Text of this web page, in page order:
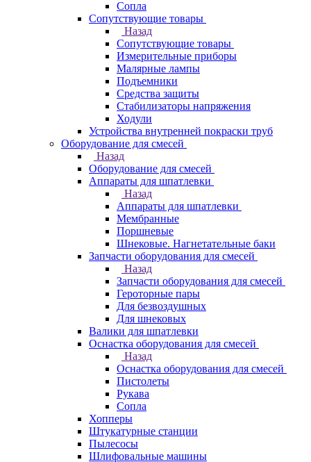
Сопла
Сопутствующие товары
Назад
Сопутствующие товары
Измерительные приборы
Малярные лампы
Подъемники
Средства защиты
Стабилизаторы напряжения
Ходули
Устройства внутренней покраски труб
Оборудование для смесей
Назад
Оборудование для смесей
Аппараты для шпатлевки
Назад
Аппараты для шпатлевки
Мембранные
Поршневые
Шнековые. Нагнетательные баки
Запчасти оборудования для смесей
Назад
Запчасти оборудования для смесей
Героторные пары
Для безвоздушных
Для шнековых
Валики для шпатлевки
Оснастка оборудования для смесей
Назад
Оснастка оборудования для смесей
Пистолеты
Рукава
Сопла
Хопперы
Штукатурные станции
Пылесосы
Шлифовальные машины